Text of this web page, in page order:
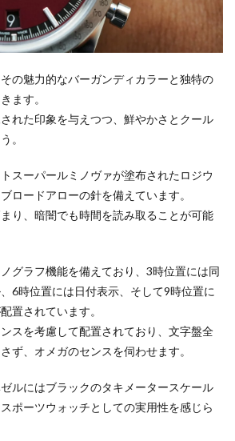
の魅力的なバーガンディカラーと独特の
ます。
れた印象を与えつつ、鮮やかさとクール
。
スーパールミノヴァが塗布されたロジウ
ロードアローの針を備えています。
り、暗闇でも時間を読み取ることが可能
グラフ機能を備えており、3時位置には同
6時位置には日付表示、そして9時位置に
置されています。
スを考慮して配置されており、文字盤全
ず、オメガのセンスを伺わせます。
ルにはブラックのタキメータースケール
ポーツウォッチとしての実用性を感じら